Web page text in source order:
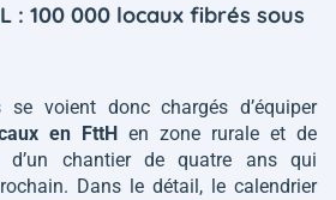
: 100 000 locaux fibrés sous
se voient donc chargés d’équiper
en FttH en zone rurale et de
d’un chantier de quatre ans qui
Dans le détail, le calendrier